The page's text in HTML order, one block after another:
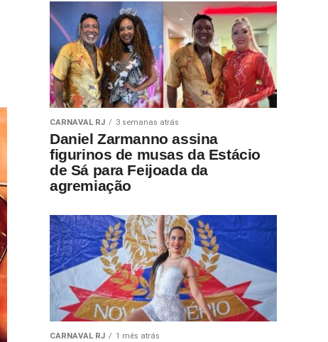
CARNAVAL RJ 3 semanas atrás
Daniel Zarmanno assina
figurinos de musas da Estácio
de Sá para Feijoada da
agremiação
CARNAVAL RJ 1 mês atrás